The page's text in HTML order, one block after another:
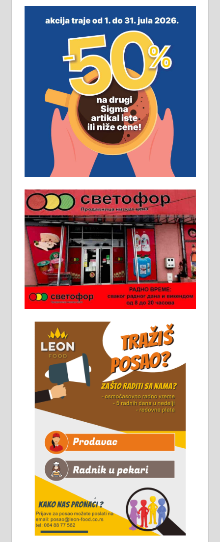
незавршена кућа површине 160
м2 са плацем од 8 ари у Зеленом
виру у Алексинцу. Могућа
замена. 064/21-63-584
ПОСЛОВНИ ОГЛАСИ
Рудник и флотација Рудник
д.о.о. Рудник запошљава 20
помоћника рудара. Услови:
Основна школа, пожељно радно
искуство на истим и сличним
пословима, али не и неопходан
услов. Обезбеђен смештај,
превоз, исхрана. 032/57-41-122 –
локал 22
Пружам услуге завршних радова
у грађевини, хидроизолације и
молерских радова. 061/25-28-058
Ало таксију потребан возач са Б
категоријом. 064/02-85-511
Потребна два радника за рад на
стоваришту „Липа промет” у
Алексинцу. За више
стовариште у улици Максима
Горког 26 сваког радног дана од
8 до 15 часова. 063/465-045
Чистим све врсте димњака.
061/32-13-445